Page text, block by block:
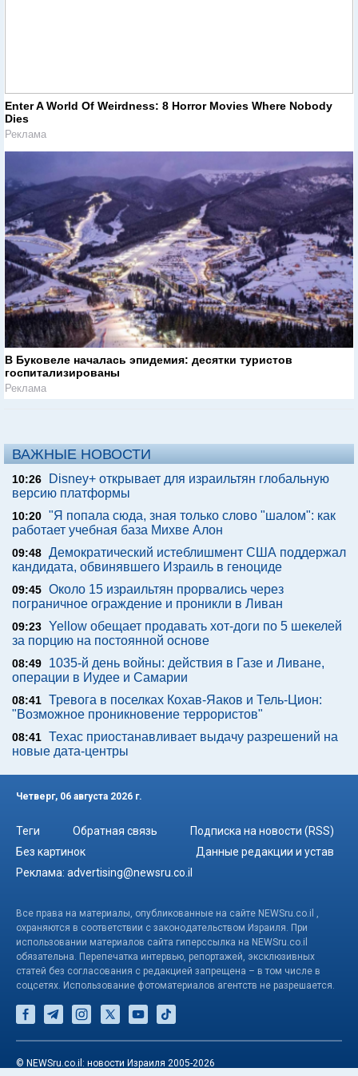
Enter A World Of Weirdness: 8 Horror Movies Where Nobody
Dies
Реклама
В Буковеле началась эпидемия: десятки туристов
госпитализированы
Реклама
ВАЖНЫЕ НОВОСТИ
10:26
Disney+ открывает для израильтян глобальную
версию платформы
10:20 "Я попала сюда, зная только слово "шалом": как
работает учебная база Михве Алон
09:48 Демократический истеблишмент США поддержал
кандидата, обвинявшего Израиль в геноциде
09:45 Около 15 израильтян прорвались через
пограничное ограждение и проникли в Ливан
09:23 Yellow обещает продавать хот-доги по 5 шекелей
за порцию на постоянной основе
08:49
1035-й день войны: действия в Газе и Ливане,
операции в Иудее и Самарии
08:41 Тревога в поселках Кохав-Яаков и Тель-Цион:
"Возможное проникновение террористов"
08:41 Техас приостанавливает выдачу разрешений на
новые дата-центры
Четверг, 06 августа 2026 г.
Теги Обратная связь
Подписка на новости (RSS)
Без картинок
Данные редакции и устав
Реклама: advertising@newsru.co.il
Все права на материалы, опубликованные на сайте NEWSru.co.il ,
охраняются в соответствии с законодательством Израиля. При
использовании материалов сайта гиперссылка на NEWSru.co.il
обязательна. Перепечатка интервью, репортажей, эксклюзивных
статей без согласования с редакцией запрещена – в том числе в
соцсетях. Использование фотоматериалов агентств не разрешается.
© NEWSru.co.il: новости Израиля 2005-2026